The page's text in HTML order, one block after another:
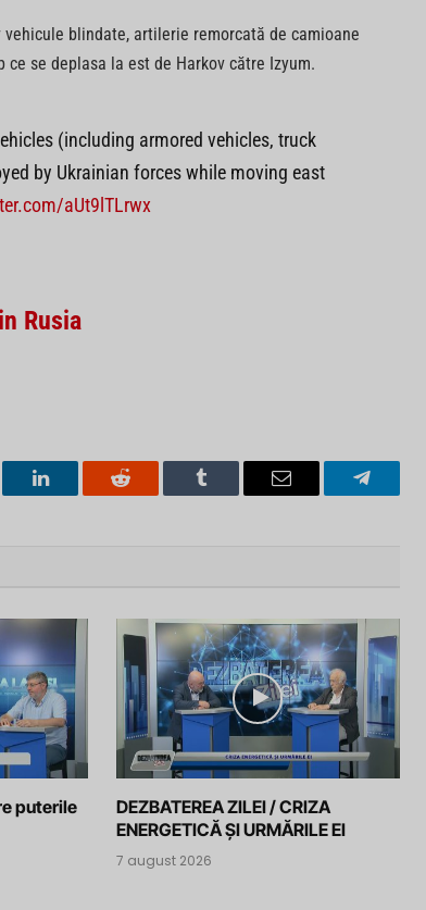
blindate, artilerie remorcată de camioane
se deplasa la est de Harkov către Izyum.
(including armored vehicles, truck
by Ukrainian forces while moving east
aUt9lTLrwx
Rusia
LinkedIn Reddit Tumblr Email
puterile
DEZBATEREA ZILEI / CRIZA
ENERGETICĂ ȘI URMĂRILE EI
7 august 2026